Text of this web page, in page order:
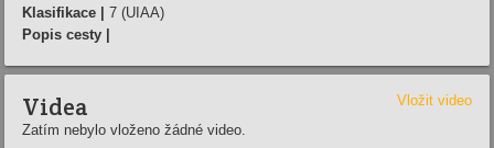
Klasifikace |
7 (UIAA)
Popis cesty |
Videa
Vložit video
Zatím nebylo vloženo žádné video.